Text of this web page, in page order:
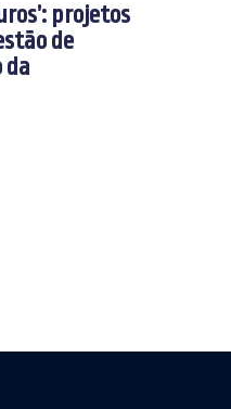
projetos
de
da